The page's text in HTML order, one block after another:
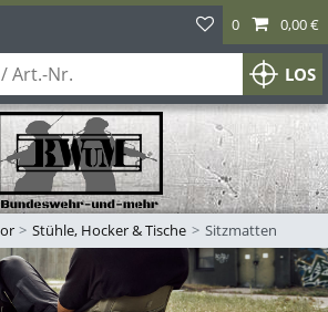
LOS
0 0,00 €
Stühle, Hocker & Tische Sitzmatten